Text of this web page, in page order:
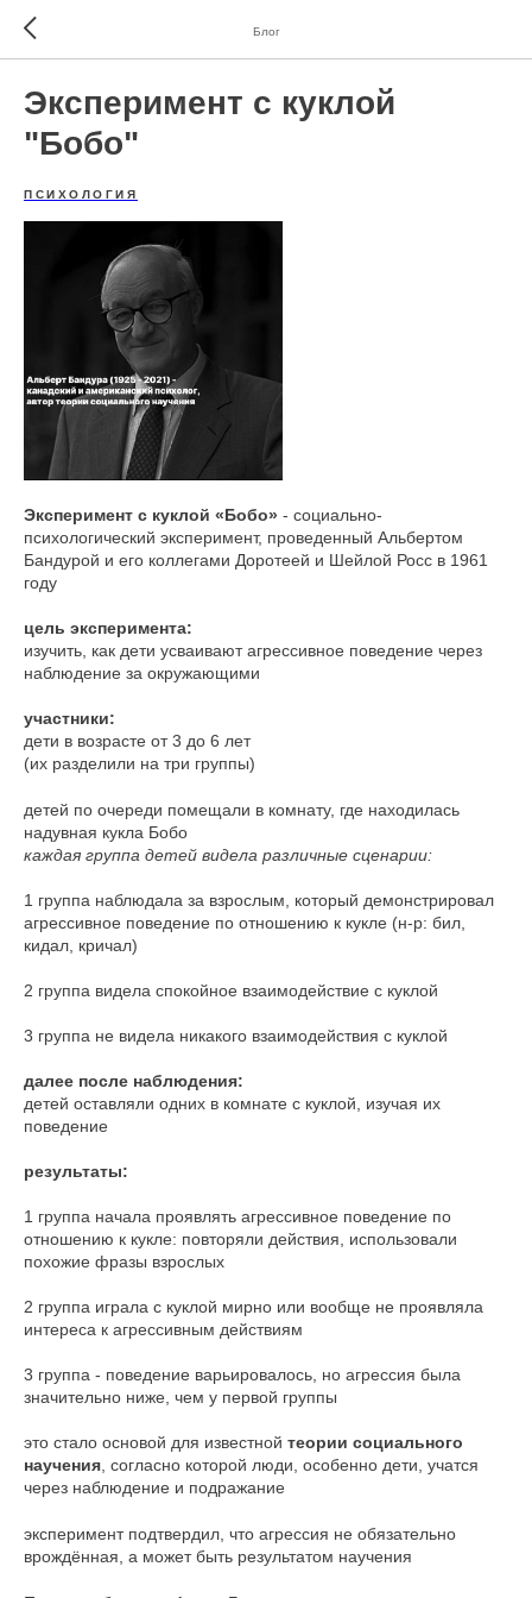
Блог
Эксперимент с куклой
"Бобо"
ПСИХОЛОГИЯ
Эксперимент с куклой «Бобо» - социально-
психологический эксперимент, проведенный Альбертом
Бандурой и его коллегами Доротеей и Шейлой Росс в 1961
году
цель эксперимента:
изучить, как дети усваивают агрессивное поведение через
наблюдение за окружающими
участники:
дети в возрасте от 3 до 6 лет
(их разделили на три группы)
детей по очереди помещали в комнату, где находилась
надувная кукла Бобо
каждая группа детей видела различные сценарии:
1 группа наблюдала за взрослым, который демонстрировал
агрессивное поведение по отношению к кукле (н-р: бил,
кидал, кричал)
2 группа видела спокойное взаимодействие с куклой
3 группа не видела никакого взаимодействия с куклой
далее после наблюдения:
детей оставляли одних в комнате с куклой, изучая их
поведение
результаты:
1 группа начала проявлять агрессивное поведение по
отношению к кукле: повторяли действия, использовали
похожие фразы взрослых
2 группа играла с куклой мирно или вообще не проявляла
интереса к агрессивным действиям
3 группа - поведение варьировалось, но агрессия была
значительно ниже, чем у первой группы
это стало основой для известной теории социального
научения, согласно которой люди, особенно дети, учатся
через наблюдение и подражание
эксперимент подтвердил, что агрессия не обязательно
врождённая, а может быть результатом научения